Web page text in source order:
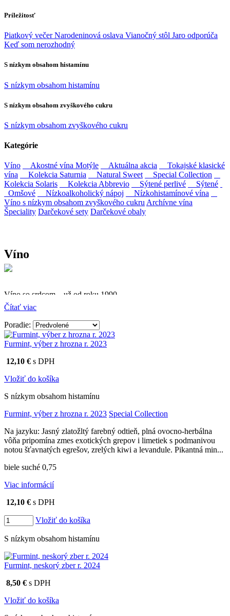
Príležitosť
Piatkový večerNarodeninová oslava Vianočný stôl Jaro odporúča
Keď som nerozhodný
S nízkym obsahom histamínu
S nízkym obsahom histamínu
S nízkym obsahom zvyškového cukru
S nízkym obsahom zvyškového cukru
Kategórie
Víno Akostné vína Motýle Aktuálna akcia
Tokajské klasické
vína
Kolekcia Saturnia Natural Sweet
Special Collection
Kolekcia Solaris
Kolekcia Abbrevio Sýtené perlivé
Sýtené
Omšové
Nízkoalkoholický nápoj
Nízkohistamínové vína
Víno s nízkym obsahom zvyškového cukru Archívne vína
Špeciality Darčekové sety Darčekové obaly
Víno
Víno so srdcom – už od roku 1990
Firma Ostrožovič je najstaršou privátnou firmou na
slovenskom Tokaji.
Vyrábame kvalitné odrodové a výberové vína. Ako prví sme
priniesli na slovenský trh sólo spracované vína z tokajských odrôd
Furmint, Lipovina a Muškát žltý reduktívnou technológiou. Hrozno
spracúvame najmodernejšími technológiami, vrátane riadenej
fermentácie.
Čítať viac
Poradie:
Furmint, výber z hrozna r. 2023
12,10 € s DPH
Vložiť do košíka
S nízkym obsahom histamínu
Furmint, výber z hrozna r. 2023 Special Collection
Na jazyku: Jasný zlatožltý farebný odtieň, plná ovocno-herbálna
vôňa pripomína zmes exotických grepov i limetiek s podmanivou
notou šťavnatých egrešov, zrelých kiwi a levandule. Pikantná min...
biele suché 0,75
Viac informácií
12,10 € s DPH
Vložiť do košíka
S nízkym obsahom histamínu
Furmint, neskorý zber r. 2024
8,50 € s DPH
Vložiť do košíka